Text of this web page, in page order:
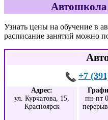
Узнать цены на обучение в
расписание занятий можно
+7
Адрес:
ул. Курчатова, 15,
Красноярск
пн-пт